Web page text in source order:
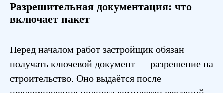
Разрешительная документация: что
включает пакет
Перед началом работ застройщик обязан
получать ключевой документ — разрешение на
строительство. Оно выдаётся после